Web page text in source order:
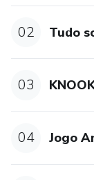
02 Tudo
03
04 Jogo